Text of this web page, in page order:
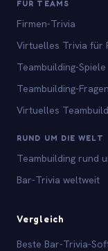
FÜR TEAMS
Firmen-Trivia
Virtuelles Trivia für
Teambuilding-Spiele
Teambuilding-Fragen
Virtuelles
RUND UM DIE WELT
Teambuilding rund
Bar-Trivia weltweit
Vergleich
Beste Bar-Trivia-